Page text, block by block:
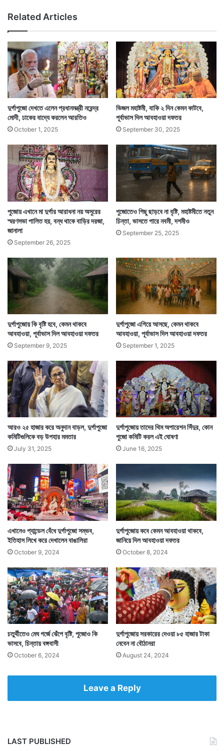
শুধু প্যান্ডেল বলেই নয়, প্রতিমাতেও থাকছে চমক। প্রতিমা দেখে
দর্শনার্থীদের একঝলকে মনে হবে গাছের গুঁড়ি কেটে তৈরি করা
হয়েছে। কিন্তু আদপে প্রতিমা তৈরি মাটি দিয়েই। সেভাবেই
সাজিয়ে তোলা হচ্ছে প্রতিমাকে। থিমের সঙ্গে প্রতিমাশিল্পীও
বিবেকানন্দ স্পোর্টিংয়ের এবারের পুজোর বাজেট আনুমানিক ২৮ লক্ষ
টাকা। পুজোর উদ্বোধন তৃতীয়ার দিন। এবার পুজোয় দৈনিক প্রায়
১ লক্ষের কাছে মানুষ এই পুজো দেখতে ভিড় জমাবেন বলে আশা
করছেন উদ্যোক্তারা।
ত
রা
ফা
Related Articles
দুর্গাপুজো দেখতে এলেন প্রধানমন্ত্রী নরেন্দ্র
মোদী, ঢাকের বাদ্যে করলেন আরতিও
October 1, 2025
ভিজল মহাষ্টমী, বাকি ২ দিন কেমন কাটবে,
পূর্বাভাস দিল আবহাওয়া দফতর
September 30, 2025
‌পুজোয় এখানে মা দুর্গার আরাধনা নয় অসুরের
স্মরণসভা পালিত হয়, বন্ধ থাকে বাড়ির দরজা,
জানালা
September 26, 2025
পুজোতেও পিছু ছাড়বে না বৃষ্টি, মহাষ্টমীতে নতুন
চিন্তা, ভাসতে পারে নবমী, দশমীও
September 25, 2025
দুর্গাপুজোয় কি বৃষ্টি হবে, কেমন থাকবে
আবহাওয়া, পূর্বাভাস দিল আবহাওয়া দফতর
September 9, 2025
দুর্গাপুজো এগিয়ে আসছে, কেমন থাকবে
আবহাওয়া, পূর্বাভাস দিল আবহাওয়া দফতর
September 1, 2025
আরও ২৫ হাজার করে অনুদান বাড়ল, দুর্গাপুজো
কমিটিগুলিকে বড় উপহার মমতার
July 31, 2025
দুর্গাপুজোয় তাদের থিম অপারেশন সিঁদুর, কোন
পুজো কমিটি করল এই ঘোষণা
June 16, 2025
এখানেও প্যান্ডেল বেঁধে দুর্গাপুজো সম্ভব,
ইতিহাস লিখে করে দেখালেন বাঙালিরা
October 9, 2024
দুর্গাপুজোয় কবে কেমন আবহাওয়া থাকবে,
জানিয়ে দিল আবহাওয়া দফতর
October 8, 2024
চতুর্থীতেও মেঘ গর্জে ঝেঁপে বৃষ্টি, পুজোও কি
ভাসবে, চিন্তায় বঙ্গবাসী
October 6, 2024
দুর্গাপুজোয় সরকারের দেওয়া ৮৫ হাজার টাকা
নেবেন না বৌঠানরা
August 24, 2024
Leave a Reply
LAST PUBLISHED